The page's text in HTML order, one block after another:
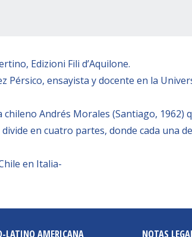
Edizioni Fili d’Aquilone.
ensayista y docente en la
Andrés Morales (Santiago, 1962)
en cuatro partes, donde cada una
en Italia-
LATINO AMERICANA NOTAS